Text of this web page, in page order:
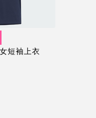
短袖上衣